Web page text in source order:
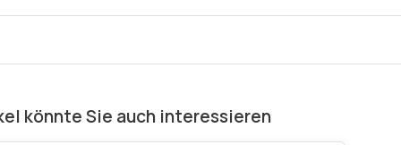
könnte Sie auch interessieren